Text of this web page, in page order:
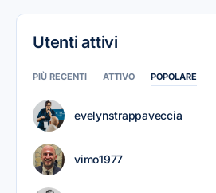
Utenti attivi
PIÙ RECENTI ATTIVO POPOLARE
evelynstrappaveccia
vimo1977